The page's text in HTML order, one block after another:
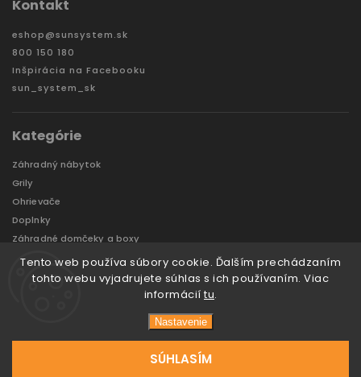
Tento web používa súbory cookie. Ďalším prechádzaním
tohto webu vyjadrujete súhlas s ich používaním. Viac
informácií tu.
Nastavenie
SÚHLASÍM
Kontakt
eshop@sunsystem.sk
800 150 180
Inšpirácia na Facebooku
sun_system_sk
Kategórie
Záhradný nábytok
Grily
Ohrievače
Doplnky
Záhradné domčeky a boxy
VÝPREDAJ
Značky
Vytvoril Shoptet
Sun System. Všetky práva vyhradené.
VytvořilTomáš Hlad&techka s.r.o.